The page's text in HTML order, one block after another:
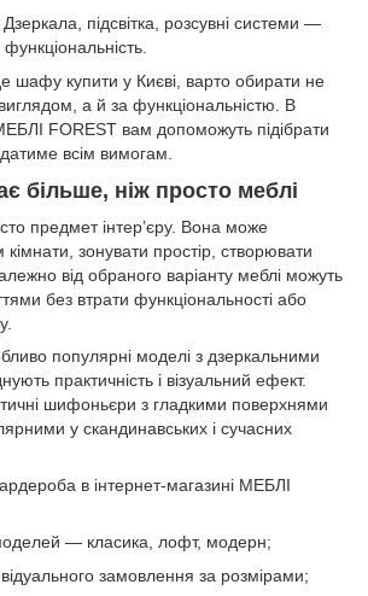
Дзеркала, підсвітка, розсувні системи —
шафу купити у Києві, варто обирати не
а й за функціональністю. В
FOREST вам допоможуть підібрати
всім вимогам.
більше, ніж просто меблі
предмет інтер’єру. Вона може
кімнати, зонувати простір, створювати
від обраного варіанту меблі можуть
без втрати функціональності або
популярні моделі з дзеркальними
практичність і візуальний ефект.
шифоньєри з гладкими поверхнями
у скандинавських і сучасних
в інтернет-магазині МЕБЛІ
— класика, лофт, модерн;
замовлення за розмірами;